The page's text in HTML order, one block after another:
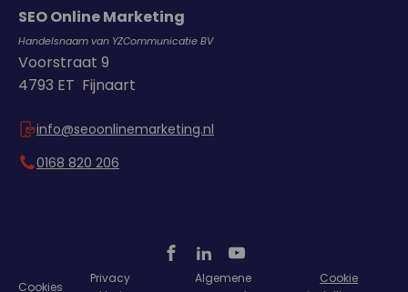
SEO Online Marketing
Handelsnaam van YZCommunicatie BV
Voorstraat 9
4793 ET Fijnaart
info@seoonlinemarketing.nl
0168 820 206
Cookies
Privacy
Algemene
Cookie